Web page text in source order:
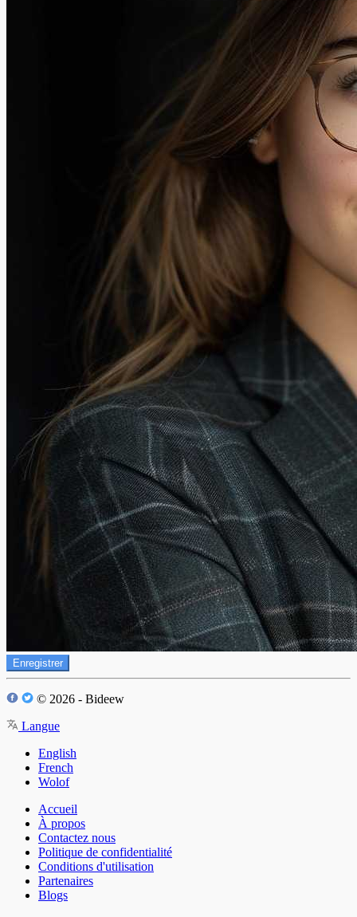
Enregistrer
© 2026 - Bideew
Langue
English
French
Wolof
Accueil
À propos
Contactez nous
Politique de confidentialité
Conditions d'utilisation
Partenaires
Blogs